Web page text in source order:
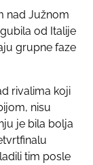
nad Južnom
od Italije
grupne faze
rivalima koji
nisu
je bila bolja
tim posle